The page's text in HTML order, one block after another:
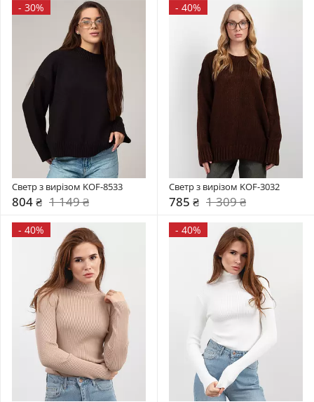
- 30%
Светр з вирізом KOF-8533
804 ₴ 1 149 ₴
- 40%
Светр з вирізом KOF-3032
785 ₴ 1 309 ₴
- 40% - 40%